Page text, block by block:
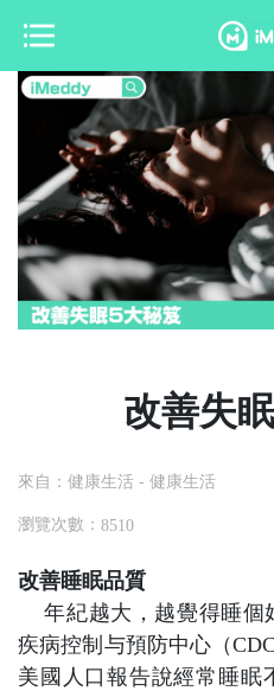
改善失
來自：健康生活 - 健康生活
瀏覽次數： 8510
改善睡眠品質
年紀越大，越覺得睡個
疾病控制与預防中心（
美 國 人口報告說經常睡眠